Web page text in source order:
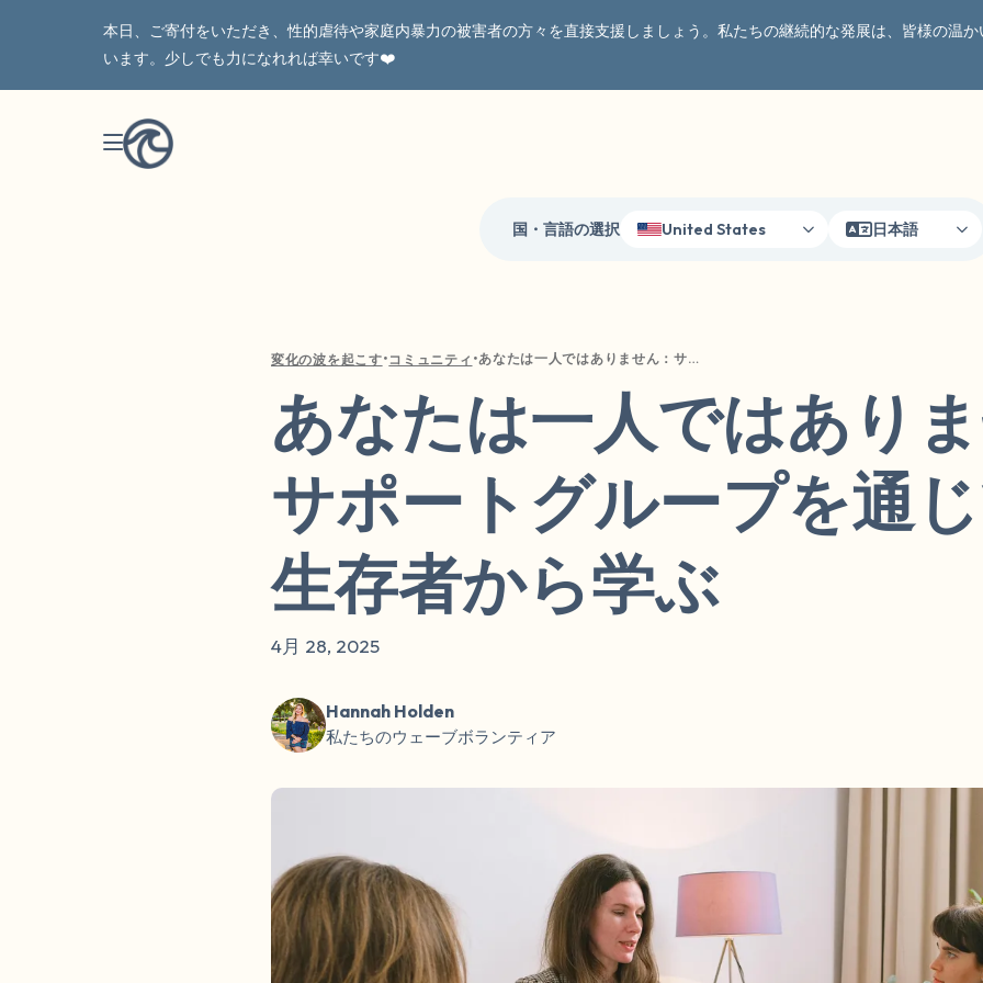
本日、ご寄付をいただき、性的虐待や家庭内暴力の被害者の方々を直接支援しましょう。私たちの継続的な発展は、皆様の温
います。少しでも力になれれば幸いです❤️
国・言語の選択 United States 日本語
変化の波を起こす• コミュニティ • あなたは一人ではありません：サポートグループを通じて他の生存者から学ぶ
あなたは一人ではあり
サポートグループを通
生存者から学ぶ
4月 28, 2025
Hannah Holden
私たちのウェーブボランティア